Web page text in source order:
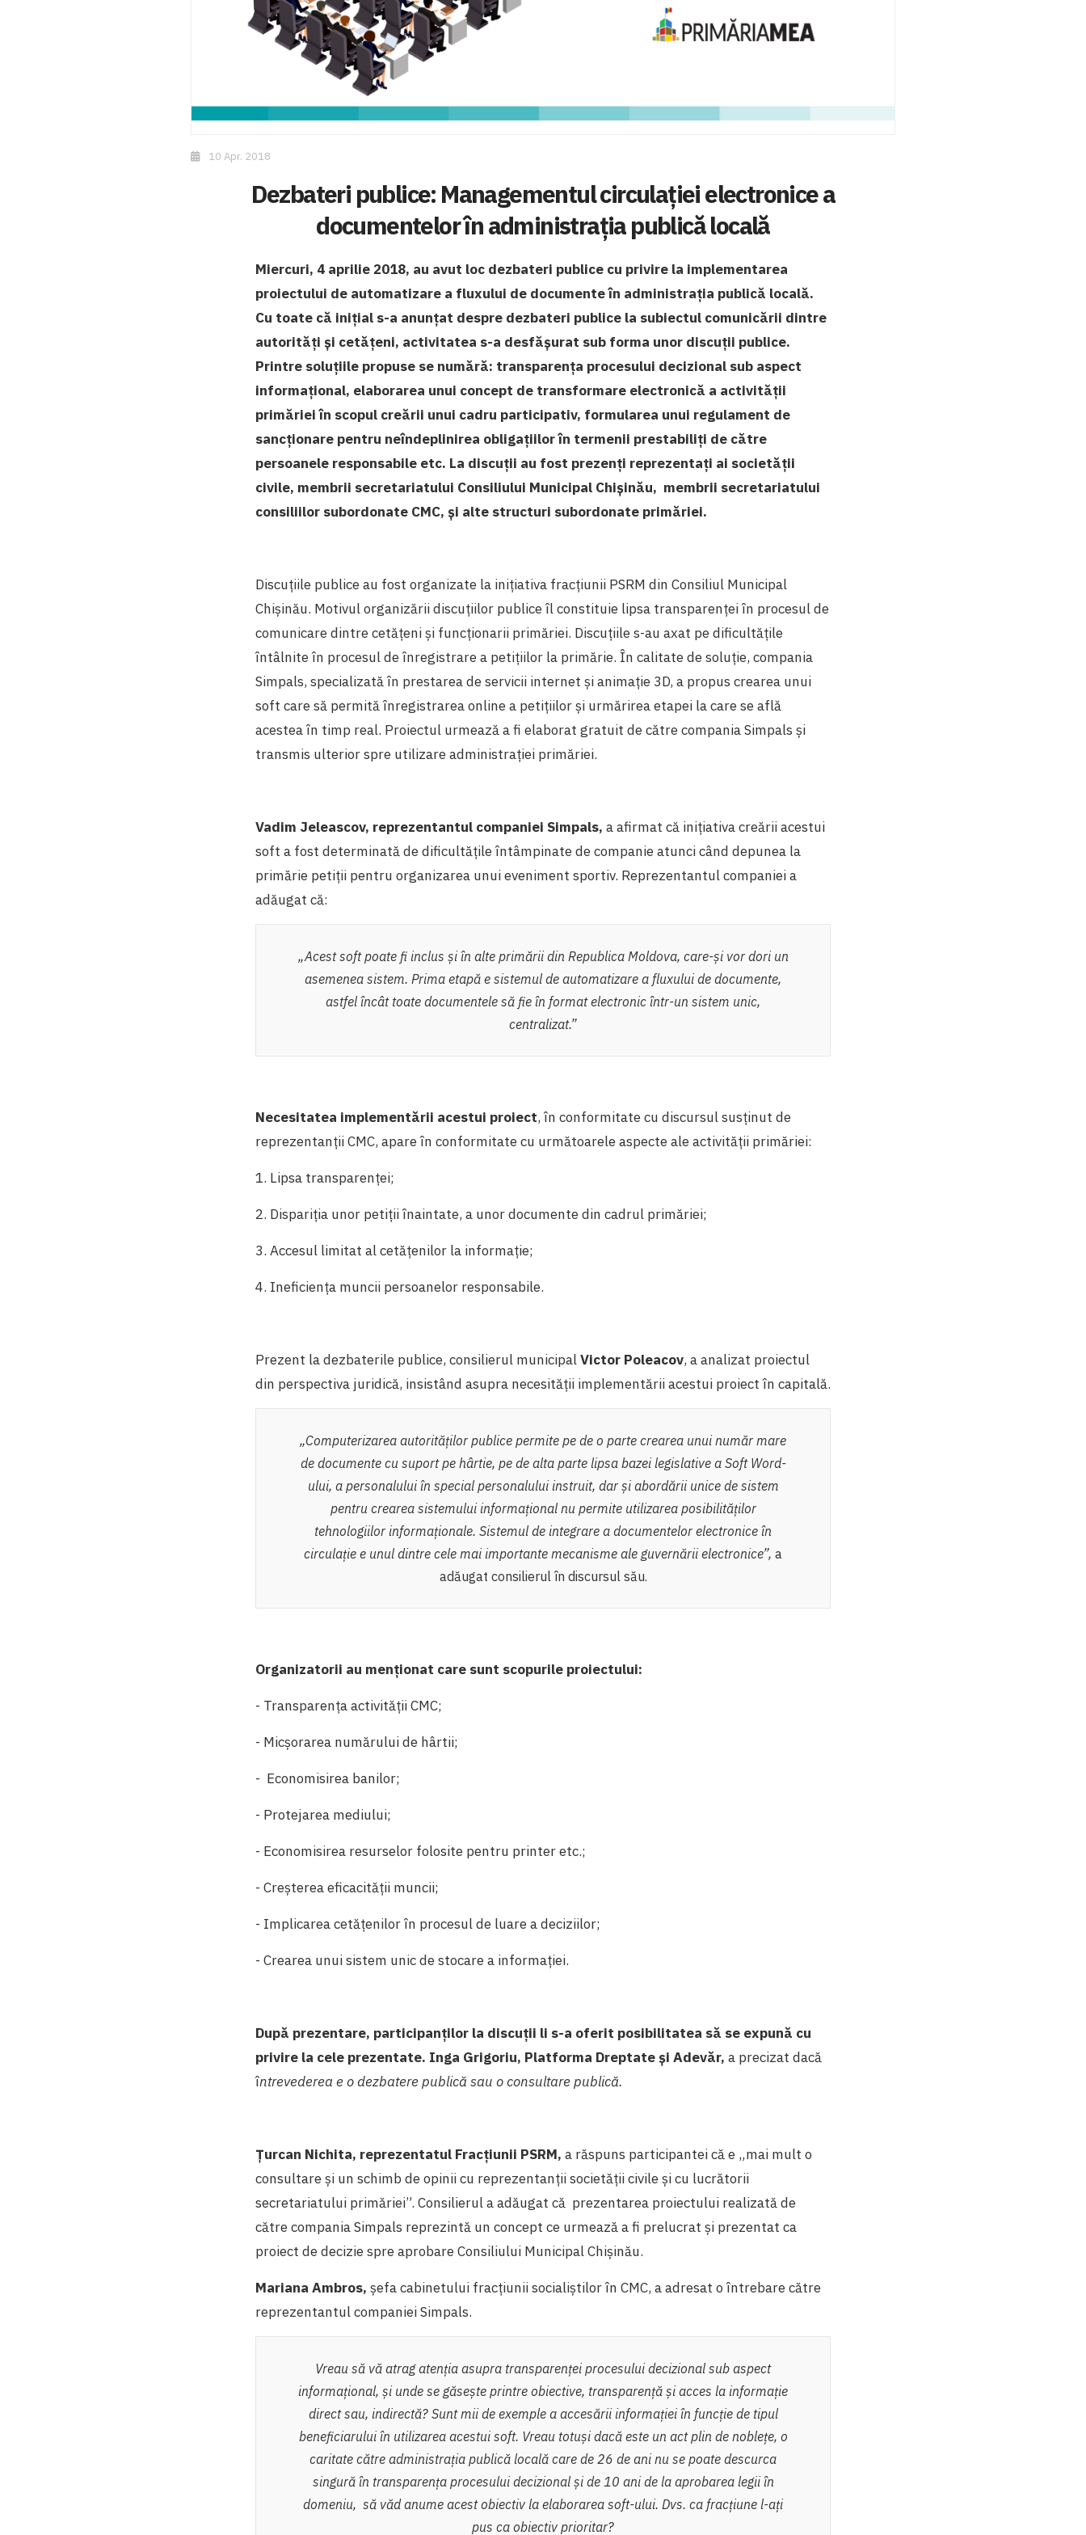
10 Apr. 2018
Dezbateri publice: Managementul circulației electronice a
documentelor în administrația publică locală
Miercuri, 4 aprilie 2018, au avut loc dezbateri publice cu privire la implementarea
proiectului de automatizare a fluxului de documente în administrația publică locală.
Cu toate că inițial s-a anunțat despre dezbateri publice la subiectul comunicării dintre
autorități și cetățeni, activitatea s-a desfășurat sub forma unor discuții publice.
Printre soluțiile propuse se numără: transparența procesului decizional sub aspect
informațional, elaborarea unui concept de transformare electronică a activității
primăriei în scopul creării unui cadru participativ, formularea unui regulament de
sancționare pentru neîndeplinirea obligațiilor în termenii prestabiliți de către
persoanele responsabile etc. La discuții au fost prezenți reprezentați ai societății
civile, membrii secretariatului Consiliului Municipal Chișinău, membrii secretariatului
consiliilor subordonate CMC, și alte structuri subordonate primăriei.
Discuțiile publice au fost organizate la inițiativa fracțiunii PSRM din Consiliul Municipal
Chișinău. Motivul organizării discuțiilor publice îl constituie lipsa transparenței în procesul de
comunicare dintre cetățeni și funcționarii primăriei. Discuțiile s-au axat pe dificultățile
întâlnite în procesul de înregistrare a petițiilor la primărie. În calitate de soluție, compania
Simpals, specializată în prestarea de servicii internet și animație 3D, a propus crearea unui
soft care să permită înregistrarea online a petițiilor și urmărirea etapei la care se află
acestea în timp real. Proiectul urmează a fi elaborat gratuit de către compania Simpals și
transmis ulterior spre utilizare administrației primăriei.
Vadim Jeleascov, reprezentantul companiei Simpals, a afirmat că inițiativa creării acestui
soft a fost determinată de dificultățile întâmpinate de companie atunci când depunea la
primărie petiții pentru organizarea unui eveniment sportiv. Reprezentantul companiei a
adăugat că:
„Acest soft poate fi inclus și în alte primării din Republica Moldova, care-și vor dori un
asemenea sistem. Prima etapă e sistemul de automatizare a fluxului de documente,
astfel încât toate documentele să fie în format electronic într-un sistem unic,
centralizat.”
Necesitatea implementării acestui proiect, în conformitate cu discursul susținut de
reprezentanții CMC, apare în conformitate cu următoarele aspecte ale activității primăriei:
1. Lipsa transparenței;
2. Dispariția unor petiții înaintate, a unor documente din cadrul primăriei;
3. Accesul limitat al cetățenilor la informație;
4. Ineficiența muncii persoanelor responsabile.
Prezent la dezbaterile publice, consilierul municipalVictor Poleacov, a analizat proiectul
din perspectiva juridică, insistând asupra necesității implementării acestui proiect în capitală.
„Computerizarea autorităților publice permite pe de o parte crearea unui număr mare
de documente cu suport pe hârtie, pe de alta parte lipsa bazei legislative a Soft Word-
ului, a personalului în special personalului instruit, dar și abordării unice de sistem
pentru crearea sistemului informațional nu permite utilizarea posibilităților
tehnologiilor informaționale. Sistemul de integrare a documentelor electronice în
circulație e unul dintre cele mai importante mecanisme ale guvernării electronice”, a
adăugat consilierul în discursul său.
Organizatorii au menționat care sunt scopurile proiectului:
- Transparența activității CMC;
- Micșorarea numărului de hârtii;
- Economisirea banilor;
- Protejarea mediului;
- Economisirea resurselor folosite pentru printer etc.;
- Creșterea eficacității muncii;
- Implicarea cetățenilor în procesul de luare a deciziilor;
- Crearea unui sistem unic de stocare a informației.
După prezentare, participanților la discuții li s-a oferit posibilitatea să se expună cu
privire la cele prezentate. Inga Grigoriu, Platforma Dreptate și Adevăr, a precizat dacă
întrevederea e o dezbatere publică sau o consultare publică.
Țurcan Nichita, reprezentatul Fracțiunii PSRM, a răspuns participantei că e „mai mult o
consultare și un schimb de opinii cu reprezentanții societății civile și cu lucrătorii
secretariatului primăriei”. Consilierul a adăugat că prezentarea proiectului realizată de
către compania Simpals reprezintă un concept ce urmează a fi prelucrat și prezentat ca
proiect de decizie spre aprobare Consiliului Municipal Chișinău.
Mariana Ambros, şefa cabinetului fracţiunii socialiştilor în CMC, a adresat o întrebare către
reprezentantul companiei Simpals.
Vreau să vă atrag atenția asupra transparenței procesului decizional sub aspect
informațional, și unde se găsește printre obiective, transparență și acces la informație
direct sau, indirectă? Sunt mii de exemple a accesării informației în funcție de tipul
beneficiarului în utilizarea acestui soft. Vreau totuși dacă este un act plin de noblețe, o
caritate către administrația publică locală care de 26 de ani nu se poate descurca
singură în transparența procesului decizional și de 10 ani de la aprobarea legii în
domeniu, să văd anume acest obiectiv la elaborarea soft-ului. Dvs. ca fracțiune l-ați
pus ca obiectiv prioritar?